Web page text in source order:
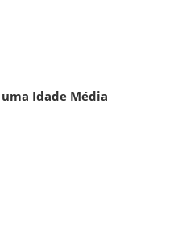
Idade Média